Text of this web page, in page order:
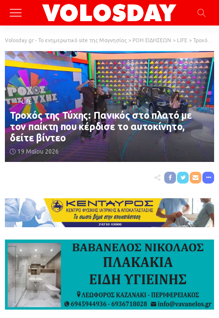
Volosday.gr - Το ενημερωτικό site της Μαγνησίας > ΡΟΗ ΕΙΔΗΣΕΩΝ > LIFE > Τροχός της Τύχης: Πανικός στο πλατό με τον παίκτη που κέρδισε το αυτοκίνητο, δείτε βίντεο
LIFE
Τροχός της Τύχης: Πανικός στο πλατό με
τον παίκτη που κέρδισε το αυτοκίνητο,
δείτε βίντεο
19 Μαΐου 2026